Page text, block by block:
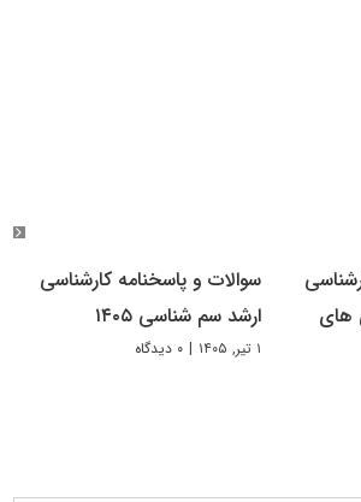
های
سوالات و پاسخنامه کارشناسی
ارشد سم شناسی ۱۴۰۵
۱ تیر, ۱۴۰۵ | ۰ دیدگاه